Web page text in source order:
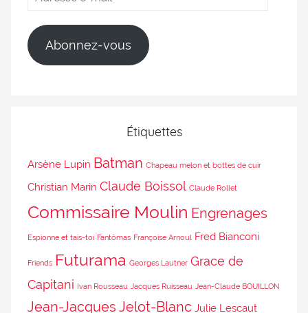
Abonnez-vous
Étiquettes
Arsène Lupin Batman Chapeau melon et bottes de cuir
Christian Marin Claude Boissol Claude Rollet
Commissaire Moulin Engrenages
Espionne et tais-toi Fantômas Françoise Arnoul Fred Bianconi
Friends Futurama Georges Lautner Grace de
Capitani
Ivan Rousseau Jacques Ruisseau Jean-Claude BOUILLON
Jean-Jacques Jelot-Blanc Julie Lescaut